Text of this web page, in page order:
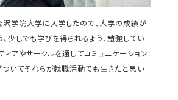
学院大学に入学したので、大学の成績が
、少しでも学びを得られるよう、勉強してい
ィアやサークルを通してコミュニケーション
いてそれらが就職活動でも生きたと思い